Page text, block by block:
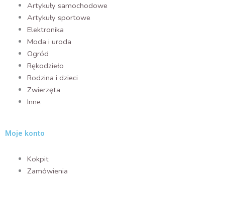
Artykuły samochodowe
Artykuły sportowe
Elektronika
Moda i uroda
Ogród
Rękodzieło
Rodzina i dzieci
Zwierzęta
Inne
Moje konto
Kokpit
Zamówienia